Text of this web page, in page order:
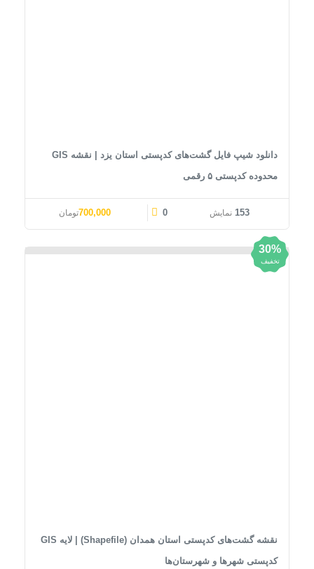
دانلود شیپ فایل گشت‌های کدپستی استان یزد | نقشه GIS
محدوده کدپستی ۵ رقمی
153 نمایش 0 قیمت اصلی: 1,000,000تومان بود.
700,000تومان
30%
تخفیف
نقشه گشت‌های کدپستی استان همدان (Shapefile) | لایه GIS
کدپستی شهرها و شهرستان‌ها